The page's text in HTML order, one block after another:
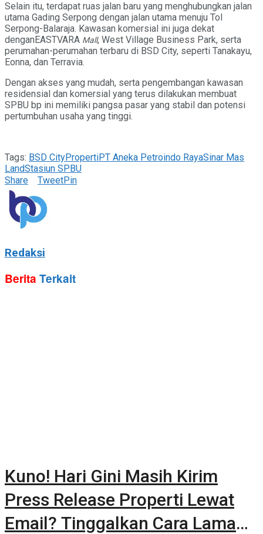
Selain itu, terdapat ruas jalan baru yang menghubungkan jalan
utama Gading Serpong dengan jalan utama menuju Tol
Serpong-Balaraja. Kawasan komersial ini juga dekat
denganEASTVARA Mall, West Village Business Park, serta
perumahan-perumahan terbaru di BSD City, seperti Tanakayu,
Eonna, dan Terravia.
Dengan akses yang mudah, serta pengembangan kawasan
residensial dan komersial yang terus dilakukan membuat
SPBU bp ini memiliki pangsa pasar yang stabil dan potensi
pertumbuhan usaha yang tinggi.
Tags: BSD CityPropertiPT Aneka Petroindo RayaSinar Mas
LandStasiun SPBU
Share
TweetPin
Redaksi
Berita Terkait
Kuno! Hari Gini Masih Kirim
Press Release Properti Lewat
Email? Tinggalkan Cara Lama